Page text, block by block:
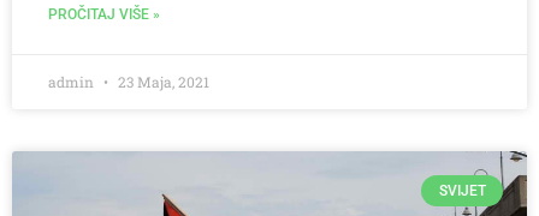
PROČITAJ VIŠE »
admin 23 Maja, 2021
SVIJET